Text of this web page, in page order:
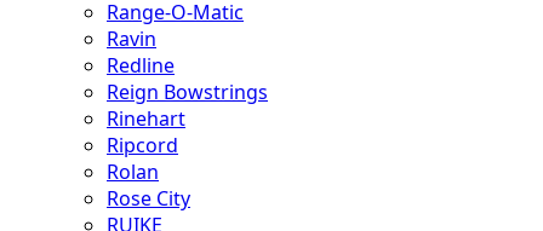
Range-O-Matic
Ravin
Redline
Reign Bowstrings
Rinehart
Ripcord
Rolan
Rose City
RUIKE